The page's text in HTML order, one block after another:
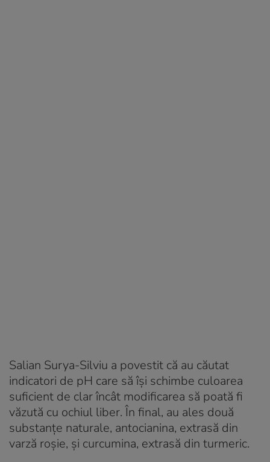
Salian Surya-Silviu a povestit că au căutat
indicatori de pH care să își schimbe culoarea
suficient de clar încât modificarea să poată fi
văzută cu ochiul liber. În final, au ales două
substanțe naturale, antocianina, extrasă din
varză roșie, și curcumina, extrasă din turmeric.